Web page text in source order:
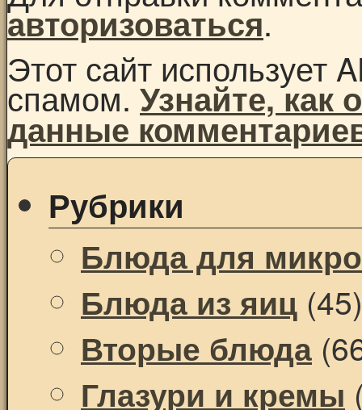
авторизоваться.
Этот сайт использует
спамом.Узнайте,
данные
Рубрики
Блюда для
Блюда из яиц (45)
Вторые блюда
Глазури и кремы